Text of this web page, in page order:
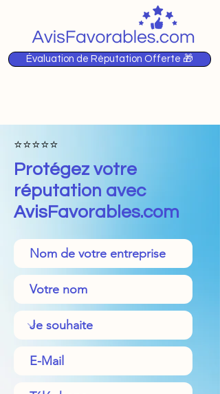
Évaluation de Réputation Offerte 🎁
⭐️⭐️⭐️⭐️⭐️
Protégez votre
réputation avec
AvisFavorables.com